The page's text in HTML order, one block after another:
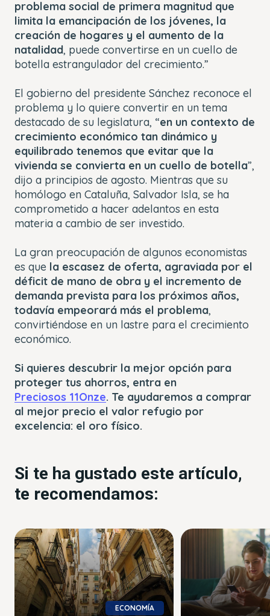
problema social de primera magnitud que
limita la emancipación de los jóvenes, la
creación de hogares y el aumento de la
natalidad, puede convertirse en un cuello de
botella estrangulador del crecimiento.”
El gobierno del presidente Sánchez reconoce el
problema y lo quiere convertir en un tema
destacado de su legislatura, “en un contexto de
crecimiento económico tan dinámico y
equilibrado tenemos que evitar que la
vivienda se convierta en un cuello de botella”,
dijo a principios de agosto. Mientras que su
homólogo en Cataluña, Salvador Isla, se ha
comprometido a hacer adelantos en esta
materia a cambio de ser investido.
La gran preocupación de algunos economistas
es que la escasez de oferta, agraviada por el
déficit de mano de obra y el incremento de
demanda prevista para los próximos años,
todavía empeorará más el problema,
convirtiéndose en un lastre para el crecimiento
económico.
Si quieres descubrir la mejor opción para
proteger tus ahorros, entra en
Preciosos 11Onze. Te ayudaremos a comprar
al mejor precio el valor refugio por
excelencia: el oro físico.
Si te ha gustado este artículo,
te recomendamos:
ECONOMÍA